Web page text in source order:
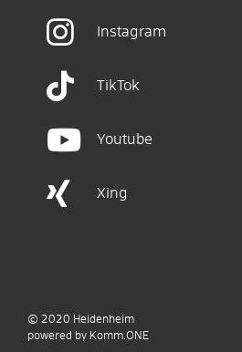
Instagram
TikTok
Youtube
Xing
© 2020 Heidenheim
powered by Komm.ONE